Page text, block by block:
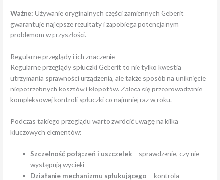
Ważne: Używanie oryginalnych części zamiennych Geberit
gwarantuje najlepsze rezultaty i zapobiega potencjalnym
problemom w przyszłości.
Regularne przeglądy i ich znaczenie
Regularne przeglądy spłuczki Geberit to nie tylko kwestia
utrzymania sprawności urządzenia, ale także sposób na uniknięcie
niepotrzebnych kosztów i kłopotów. Zaleca się przeprowadzanie
kompleksowej kontroli spłuczki co najmniej raz w roku.
Podczas takiego przeglądu warto zwrócić uwagę na kilka
kluczowych elementów:
Szczelność połączeń i uszczelek – sprawdzenie, czy nie
występują wycieki
Działanie mechanizmu spłukującego – kontrola